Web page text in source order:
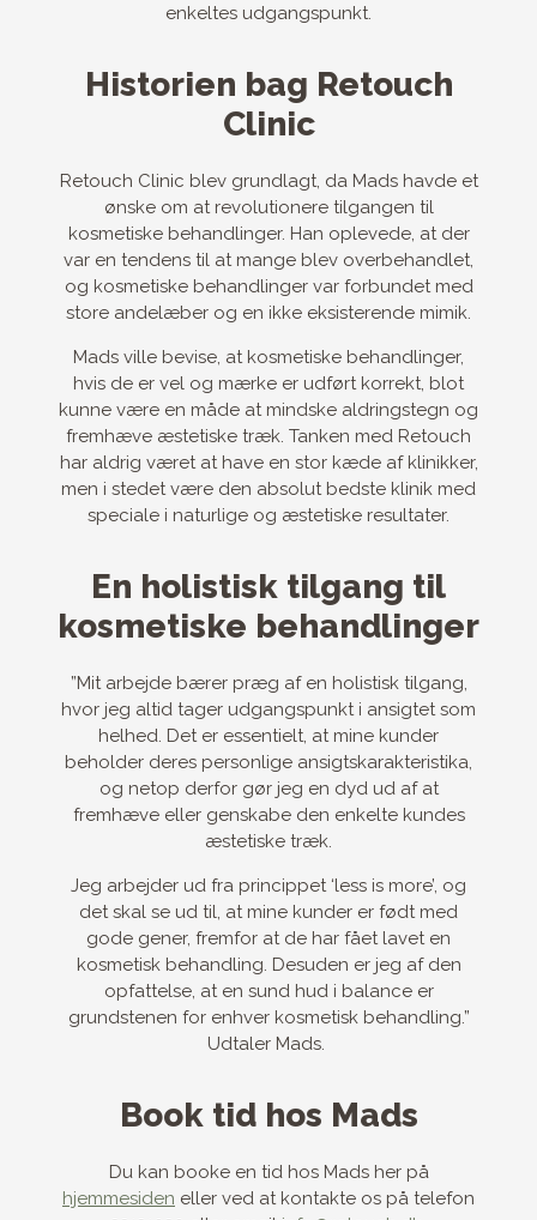
enkeltes udgangspunkt.
Historien bag Retouch
Clinic
Retouch Clinic blev grundlagt, da Mads havde et
ønske om at revolutionere tilgangen til
kosmetiske behandlinger. Han oplevede, at der
var en tendens til at mange blev overbehandlet,
og kosmetiske behandlinger var forbundet med
store andelæber og en ikke eksisterende mimik.
Mads ville bevise, at kosmetiske behandlinger,
hvis de er vel og mærke er udført korrekt, blot
kunne være en måde at mindske aldringstegn og
fremhæve æstetiske træk. Tanken med Retouch
har aldrig været at have en stor kæde af klinikker,
men i stedet være den absolut bedste klinik med
speciale i naturlige og æstetiske resultater.
En holistisk tilgang til
kosmetiske behandlinger
”Mit arbejde bærer præg af en holistisk tilgang,
hvor jeg altid tager udgangspunkt i ansigtet som
helhed. Det er essentielt, at mine kunder
beholder deres personlige ansigtskarakteristika,
og netop derfor gør jeg en dyd ud af at
fremhæve eller genskabe den enkelte kundes
æstetiske træk.
Jeg arbejder ud fra princippet ‘less is more’, og
det skal se ud til, at mine kunder er født med
gode gener, fremfor at de har fået lavet en
kosmetisk behandling. Desuden er jeg af den
opfattelse, at en sund hud i balance er
grundstenen for enhver kosmetisk behandling.”
Udtaler Mads.
Book tid hos Mads
Du kan booke en tid hos Mads her på
hjemmesiden eller ved at kontakte os på telefon